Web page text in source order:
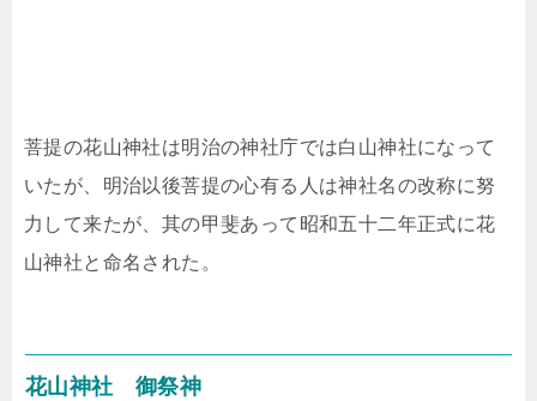
菩提の花山神社は明治の神社庁では白山神社になって
いたが、明治以後菩提の心有る人は神社名の改称に努
力して来たが、其の甲斐あって昭和五十二年正式に花
山神社と命名された。
花山神社 御祭神